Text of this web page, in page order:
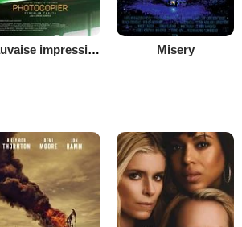
Mauvaise impression Misery